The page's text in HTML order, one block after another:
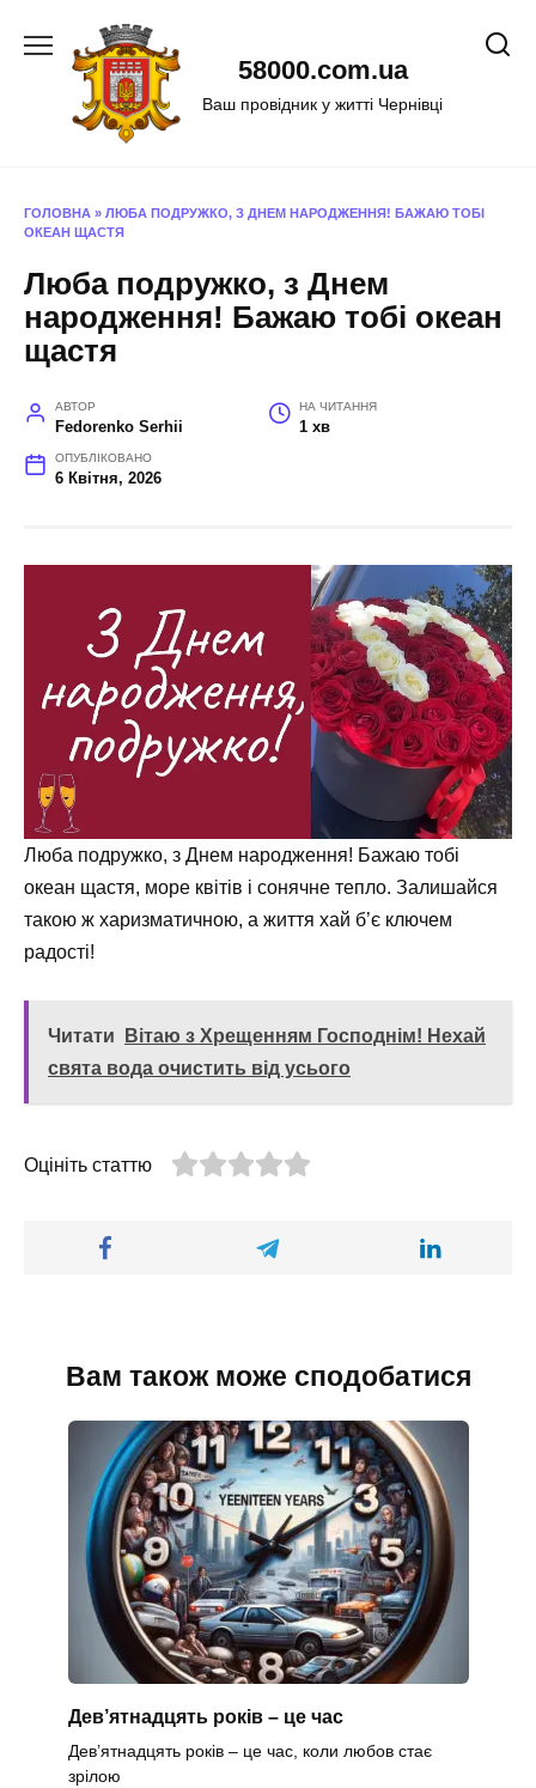
58000.com.ua
Ваш провідник у житті Чернівці
ГОЛОВНА » ЛЮБА ПОДРУЖКО, З ДНЕМ НАРОДЖЕННЯ! БАЖАЮ ТОБІ
ОКЕАН ЩАСТЯ
Люба подружко, з Днем
народження! Бажаю тобі океан
щастя
АВТОР
Fedorenko Serhii
НА ЧИТАННЯ
1 хв
ОПУБЛІКОВАНО
6 Квітня, 2026
Люба подружко, з Днем народження! Бажаю тобі
океан щастя, море квітів і сонячне тепло. Залишайся
такою ж харизматичною, а життя хай б’є ключем
радості!
Читати
Вітаю з Хрещенням Господнім! Нехай
свята вода очистить від усього
Оцініть статтю
Вам також може сподобатися
Дев’ятнадцять років – це час
Дев’ятнадцять років – це час, коли любов стає
зрілою